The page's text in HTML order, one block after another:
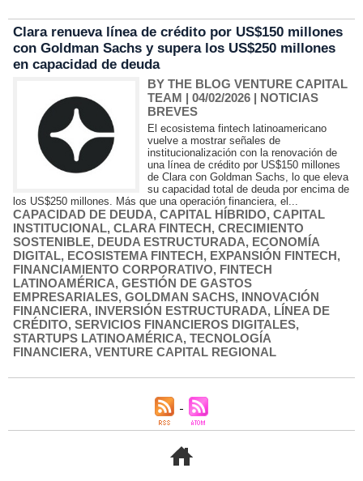
Clara renueva línea de crédito por US$150 millones
con Goldman Sachs y supera los US$250 millones
en capacidad de deuda
BY THE BLOG VENTURE CAPITAL
TEAM | 04/02/2026 | NOTICIAS
BREVES
El ecosistema fintech latinoamericano
vuelve a mostrar señales de
institucionalización con la renovación de
una línea de crédito por US$150 millones
de Clara con Goldman Sachs, lo que eleva
su capacidad total de deuda por encima de
los US$250 millones. Más que una operación financiera, el...
CAPACIDAD DE DEUDA, CAPITAL HÍBRIDO, CAPITAL
INSTITUCIONAL, CLARA FINTECH, CRECIMIENTO
SOSTENIBLE, DEUDA ESTRUCTURADA, ECONOMÍA
DIGITAL, ECOSISTEMA FINTECH, EXPANSIÓN FINTECH,
FINANCIAMIENTO CORPORATIVO, FINTECH
LATINOAMÉRICA, GESTIÓN DE GASTOS
EMPRESARIALES, GOLDMAN SACHS, INNOVACIÓN
FINANCIERA, INVERSIÓN ESTRUCTURADA, LÍNEA DE
CRÉDITO, SERVICIOS FINANCIEROS DIGITALES,
STARTUPS LATINOAMÉRICA, TECNOLOGÍA
FINANCIERA, VENTURE CAPITAL REGIONAL